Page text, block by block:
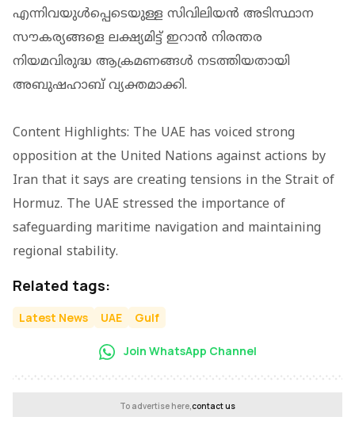
എന്നിവയുൾപ്പെടെയുള്ള സിവിലിയൻ അടിസ്ഥാന
സൗകര്യങ്ങളെ ലക്ഷ്യമിട്ട് ഇറാൻ നിരന്തര
നിയമവിരുദ്ധ ആക്രമണങ്ങൾ നടത്തിയതായി
അബുഷഹാബ് വ്യക്തമാക്കി.
Content Highlights: The UAE has voiced strong
opposition at the United Nations against actions by
Iran that it says are creating tensions in the Strait of
Hormuz. The UAE stressed the importance of
safeguarding maritime navigation and maintaining
regional stability.
Related tags:
Latest News UAE Gulf
Join WhatsApp Channel
To advertise here,contact us